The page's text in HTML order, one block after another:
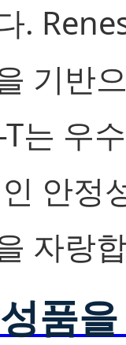
.
기반
는 우
안정
자랑
품